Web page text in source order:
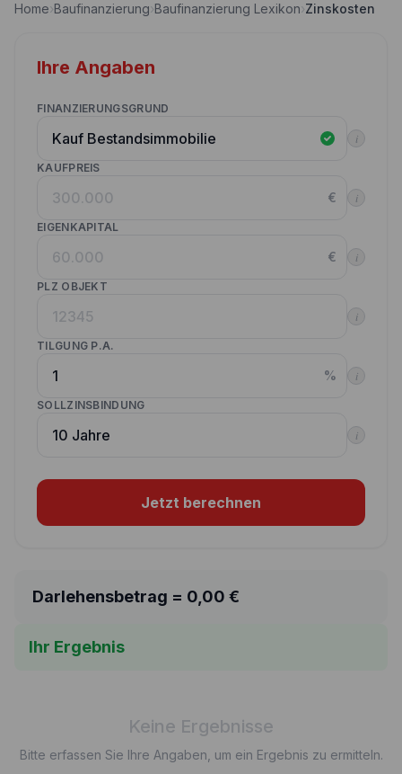
Nebenkostenrechner
Partner werden
Websitetools Baufinanzierung
Unsere Produktpartner
Kontakt
Home›Baufinanzierung›Baufinanzierung Lexikon›Zinskosten
Ihre Angaben
FINANZIERUNGSGRUND
i
KAUFPREIS
€ i
EIGENKAPITAL
€ i
PLZ OBJEKT
i
TILGUNG P.A.
% i
SOLLZINSBINDUNG
i
Jetzt berechnen
Darlehensbetrag = 0,00 €
Ihr Ergebnis
Keine Ergebnisse
Bitte erfassen Sie Ihre Angaben, um ein Ergebnis zu ermitteln.